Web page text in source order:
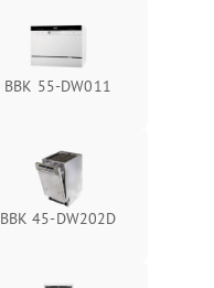
BBK 55-DW011
BBK 45-DW202D